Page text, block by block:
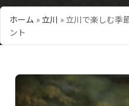
ホーム » 立川 » 立川で楽しむ季
ント